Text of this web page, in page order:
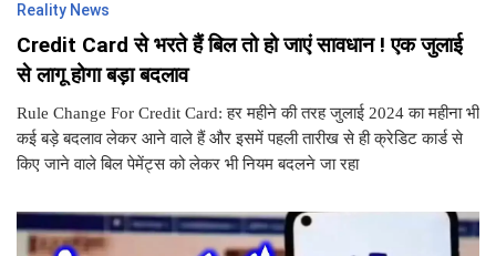
Reality News
Credit Card से भरते हैं बिल तो हो जाएं सावधान ! एक जुलाई
से लागू होगा बड़ा बदलाव
Rule Change For Credit Card: हर महीने की तरह जुलाई 2024 का महीना भी
कई बड़े बदलाव लेकर आने वाले हैं और इसमें पहली तारीख से ही क्रेडिट कार्ड से
किए जाने वाले बिल पेमेंट्स को लेकर भी नियम बदलने जा रहा